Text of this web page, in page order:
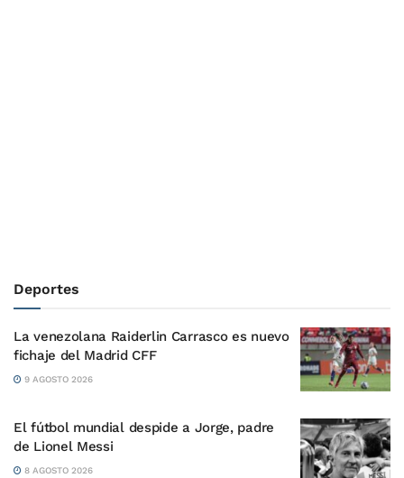
Deportes
La venezolana Raiderlin Carrasco es nuevo
fichaje del Madrid CFF
9 AGOSTO 2026
El fútbol mundial despide a Jorge, padre
de Lionel Messi
8 AGOSTO 2026